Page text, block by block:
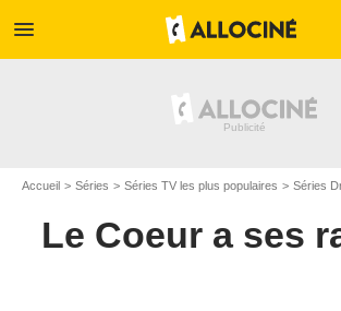
menu
Accueil Séries Séries TV les plus populaires Séries
Le Coeur a ses